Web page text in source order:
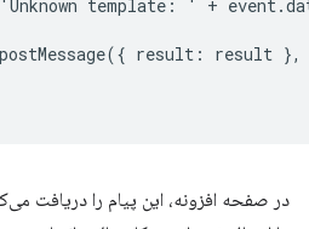
template: ' +
result: result
در صفحه افزونه، این پیام را دریافت